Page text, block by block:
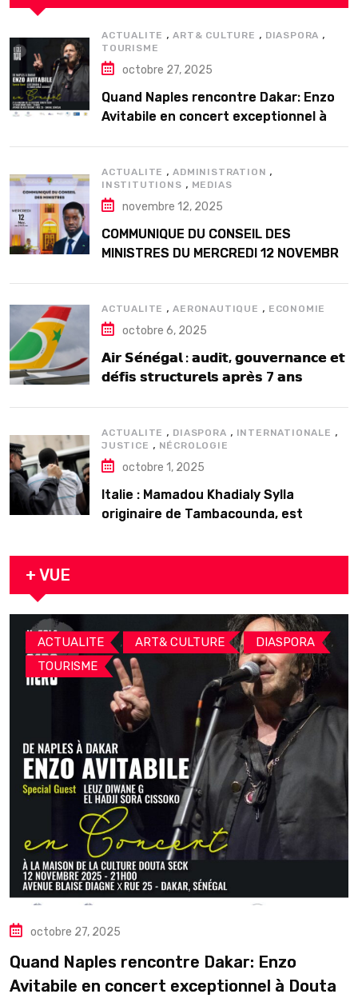
ACTUALITE ,ART& CULTURE , DIASPORA ,
TOURISME
octobre 27, 2025
Quand Naples rencontre Dakar: Enzo
Avitabile en concert exceptionnel à
ACTUALITE ,ADMINISTRATION ,
INSTITUTIONS , MEDIAS
novembre 12, 2025
COMMUNIQUE DU CONSEIL DES
MINISTRES DU MERCREDI 12 NOVEMBRE
ACTUALITE ,AERONAUTIQUE , ECONOMIE
octobre 6, 2025
𝗔𝗶𝗿 𝗦𝗲́𝗻𝗲́𝗴𝗮𝗹 : 𝗮𝘂𝗱𝗶𝘁, 𝗴𝗼𝘂𝘃𝗲𝗿𝗻𝗮𝗻𝗰𝗲 𝗲𝘁
𝗱𝗲́𝗳𝗶𝘀 𝘀𝘁𝗿𝘂𝗰𝘁𝘂𝗿𝗲𝗹𝘀 𝗮𝗽𝗿𝗲̀𝘀 7 𝗮𝗻𝘀
ACTUALITE , DIASPORA , INTERNATIONALE ,
JUSTICE , NÉCROLOGIE
octobre 1, 2025
Italie : Mamadou Khadialy Sylla
originaire de Tambacounda, est
arrestation
+ VUE
ACTUALITE , ART& CULTURE , DIASPORA ,
TOURISME
octobre 27, 2025
Quand Naples rencontre Dakar: Enzo
Avitabile en concert exceptionnel à Douta